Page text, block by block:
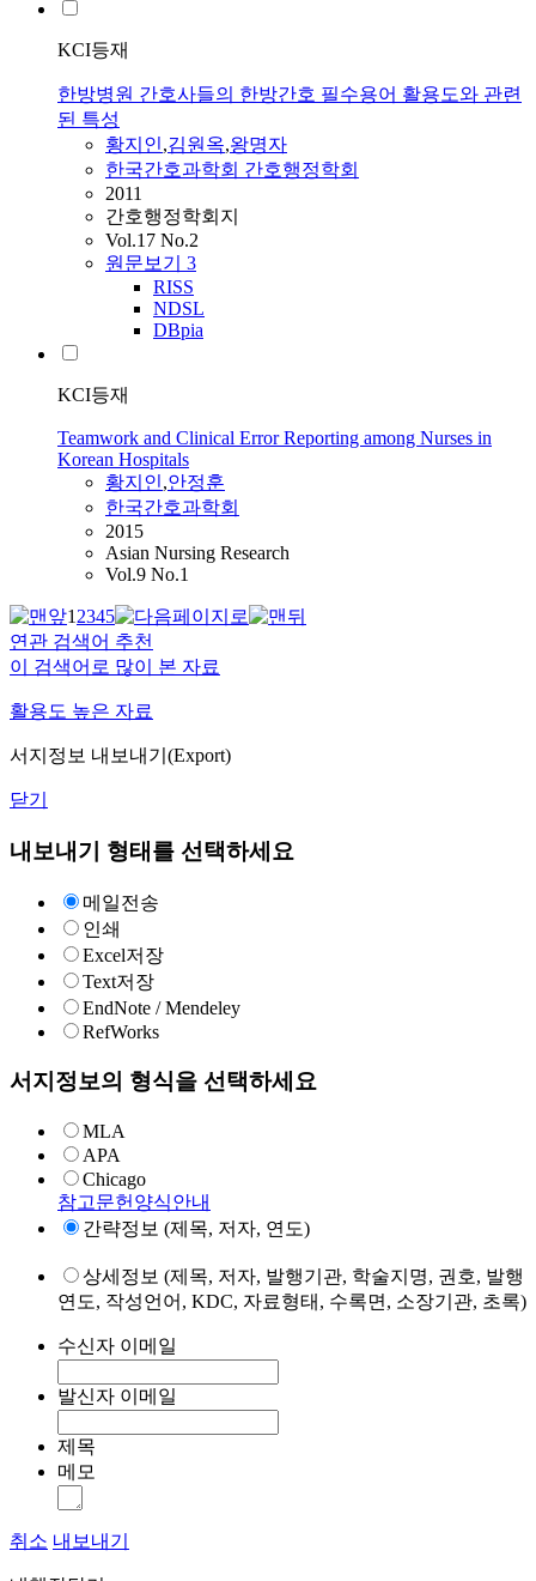
KCI등재
한방병원 간호사들의 한방간호 필수용어 활용도와 관련
된 특성
황지인,김원옥,왕명자
한국간호과학회 간호행정학회
2011
간호행정학회지
Vol.17 No.2
원문보기 3
RISS
NDSL
DBpia
KCI등재
Teamwork and Clinical Error Reporting among Nurses in
Korean Hospitals
황지인,안정훈
한국간호과학회
2015
Asian Nursing Research
Vol.9 No.1
12345
연관 검색어 추천
이 검색어로 많이 본 자료
활용도 높은 자료
서지정보 내보내기(Export)
닫기
내보내기 형태를 선택하세요
메일전송
인쇄
Excel저장
Text저장
EndNote / Mendeley
RefWorks
서지정보의 형식을 선택하세요
MLA
APA
Chicago
참고문헌양식안내
간략정보 (제목, 저자, 연도)
상세정보 (제목, 저자, 발행기관, 학술지명, 권호, 발행
연도, 작성언어, KDC, 자료형태, 수록면, 소장기관, 초록)
수신자 이메일
발신자 이메일
제목
메모
취소 내보내기